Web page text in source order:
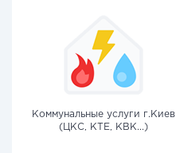
Коммунальные услуги г.Киев
(ЦКС, КТЕ, КВК...)